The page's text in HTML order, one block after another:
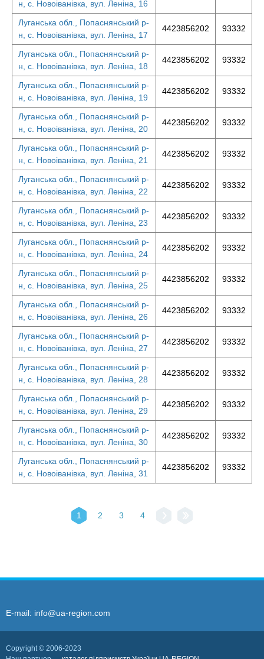
н, с. Новоіванівка, вул. Леніна, 16
Луганська обл., Попаснянський р-
н, с. Новоіванівка, вул. Леніна, 17
4423856202 93332
Луганська обл., Попаснянський р-
н, с. Новоіванівка, вул. Леніна, 18
4423856202 93332
Луганська обл., Попаснянський р-
н, с. Новоіванівка, вул. Леніна, 19
4423856202 93332
Луганська обл., Попаснянський р-
н, с. Новоіванівка, вул. Леніна, 20
4423856202 93332
Луганська обл., Попаснянський р-
н, с. Новоіванівка, вул. Леніна, 21
4423856202 93332
Луганська обл., Попаснянський р-
н, с. Новоіванівка, вул. Леніна, 22
4423856202 93332
Луганська обл., Попаснянський р-
н, с. Новоіванівка, вул. Леніна, 23
4423856202 93332
Луганська обл., Попаснянський р-
н, с. Новоіванівка, вул. Леніна, 24
4423856202 93332
Луганська обл., Попаснянський р-
н, с. Новоіванівка, вул. Леніна, 25
4423856202 93332
Луганська обл., Попаснянський р-
н, с. Новоіванівка, вул. Леніна, 26
4423856202 93332
Луганська обл., Попаснянський р-
н, с. Новоіванівка, вул. Леніна, 27
4423856202 93332
Луганська обл., Попаснянський р-
н, с. Новоіванівка, вул. Леніна, 28
4423856202 93332
Луганська обл., Попаснянський р-
н, с. Новоіванівка, вул. Леніна, 29
4423856202 93332
Луганська обл., Попаснянський р-
н, с. Новоіванівка, вул. Леніна, 30
4423856202 93332
Луганська обл., Попаснянський р-
н, с. Новоіванівка, вул. Леніна, 31
4423856202 93332
1 2 3 4
E-mail: info@ua-region.com
Copyright © 2006-2023